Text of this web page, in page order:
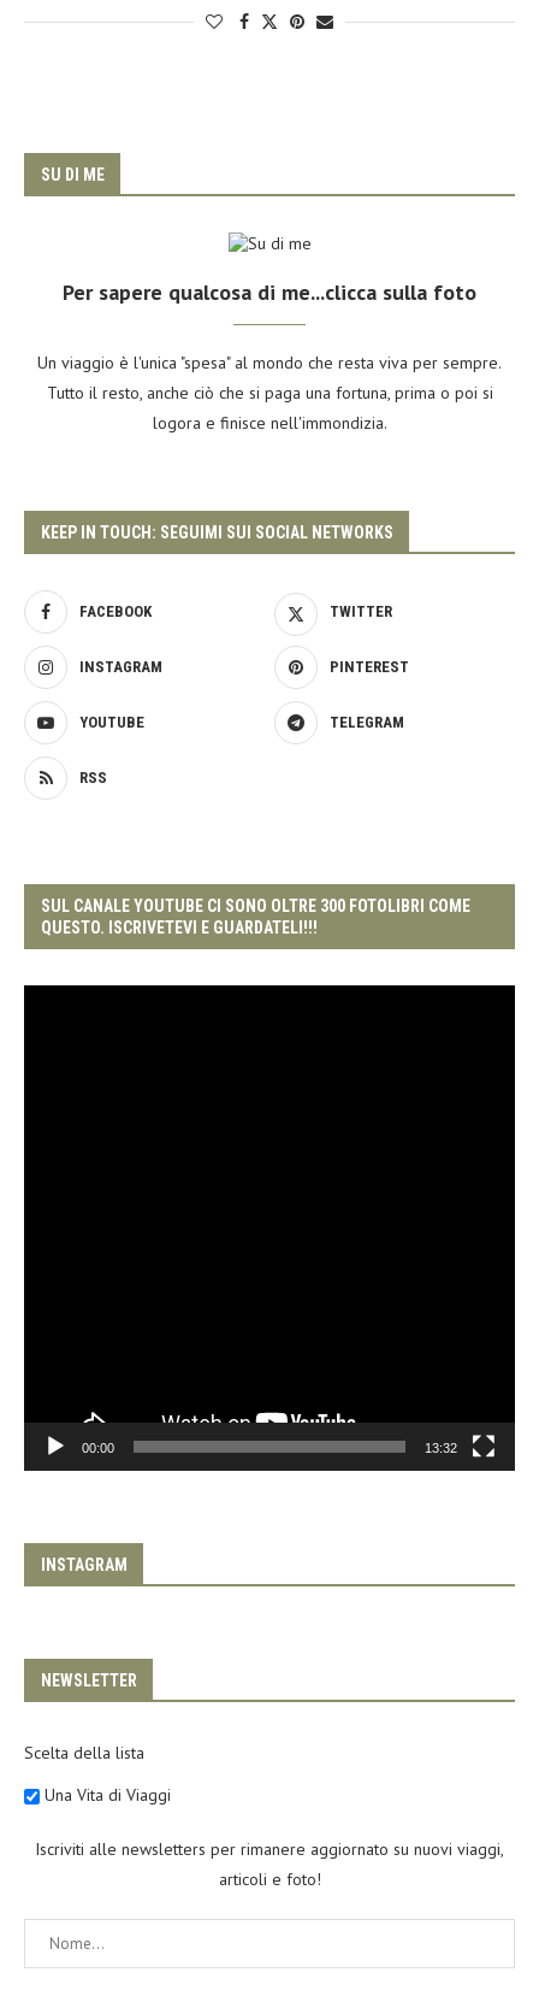
SU DI ME
Per sapere qualcosa di me...clicca sulla foto
Un viaggio è l'unica "spesa" al mondo che resta viva per sempre.
Tutto il resto, anche ciò che si paga una fortuna, prima o poi si
logora e finisce nell'immondizia.
KEEP IN TOUCH: SEGUIMI SUI SOCIAL NETWORKS
FACEBOOK TWITTER
INSTAGRAM PINTEREST
YOUTUBE TELEGRAM
RSS
SUL CANALE YOUTUBE CI SONO OLTRE 300 FOTOLIBRI COME
QUESTO. ISCRIVETEVI E GUARDATELI!!!
00:00 13:32
INSTAGRAM
NEWSLETTER
Scelta della lista
Una Vita di Viaggi
Iscriviti alle newsletters per rimanere aggiornato su nuovi viaggi,
articoli e foto!